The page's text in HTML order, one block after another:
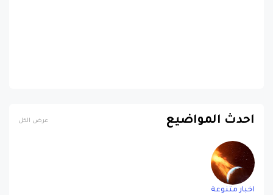
احدث المواضيع عرض الكل
اخبار متنوعة